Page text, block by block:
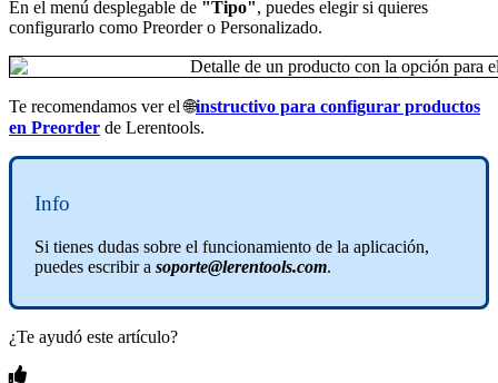
En el menú desplegable de "Tipo", puedes elegir si quieres
configurarlo como Preorder o Personalizado.
Te recomendamos ver el 🌐instructivo para configurar productos
en Preorder de Lerentools.
Info
Si tienes dudas sobre el funcionamiento de la aplicación,
puedes escribir a soporte@lerentools.com.
¿Te ayudó este artículo?